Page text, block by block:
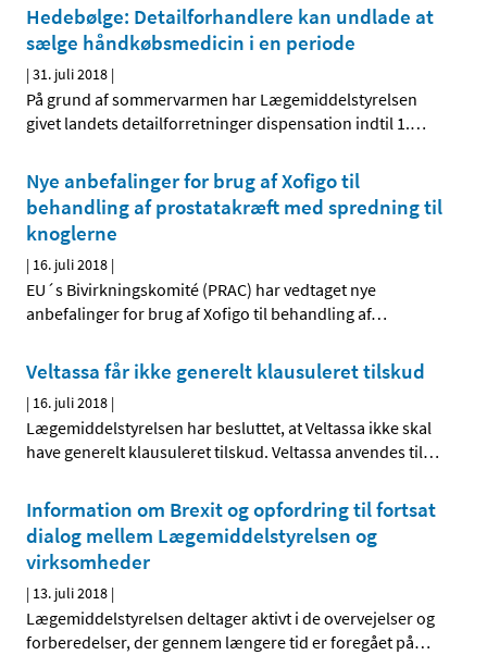
Hedebølge: Detailforhandlere kan undlade at
sælge håndkøbsmedicin i en periode
|31. juli 2018 |
På grund af sommervarmen har Lægemiddelstyrelsen
givet landets detailforretninger dispensation indtil 1.…
Nye anbefalinger for brug af Xofigo til
behandling af prostatakræft med spredning til
knoglerne
| 16. juli 2018 |
EU´s Bivirkningskomité (PRAC) har vedtaget nye
anbefalinger for brug af Xofigo til behandling af…
Veltassa får ikke generelt klausuleret tilskud
| 16. juli 2018 |
Lægemiddelstyrelsen har besluttet, at Veltassa ikke skal
have generelt klausuleret tilskud. Veltassa anvendes til…
Information om Brexit og opfordring til fortsat
dialog mellem Lægemiddelstyrelsen og
virksomheder
| 13. juli 2018 |
Lægemiddelstyrelsen deltager aktivt i de overvejelser og
forberedelser, der gennem længere tid er foregået på…